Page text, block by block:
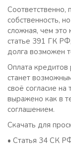
Соответственно,
собственность,
сложная, чем это
статье 391 ГК
долга возможен
Оплата кредитов
станет
своё согласие
выражено как в
соглашением.
Скачать для
• Статья 34 СК